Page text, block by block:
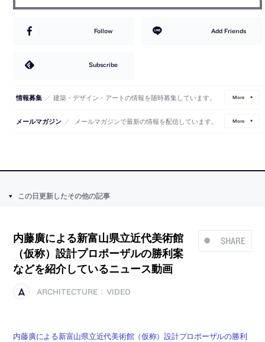
Follow Add Friends
Subscribe
情報募集 ／ 建築・デザイン・アートの情報を随時募集しています。 More
メールマガジン ／ メールマガジンで最新の情報を配信しています。 More
この日更新したその他の記事
SHARE
内藤廣による新富山県立近代美術館
（仮称）設計プロポーザルの勝利案
などを紹介しているニュース動画
ARCHITECTURE VIDEO
内藤廣による新富山県立近代美術館（仮称）設計プロポーザルの勝利